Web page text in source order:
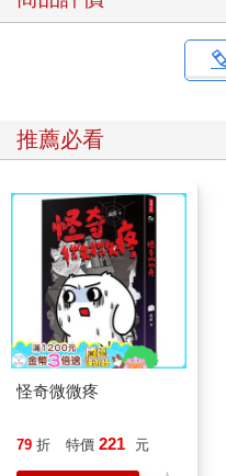
推薦必看
怪奇微微疼
79 折 特價 221 元